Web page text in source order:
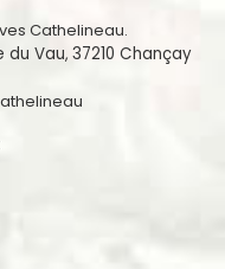
Cathelineau.
du Vau, 37210 Chançay